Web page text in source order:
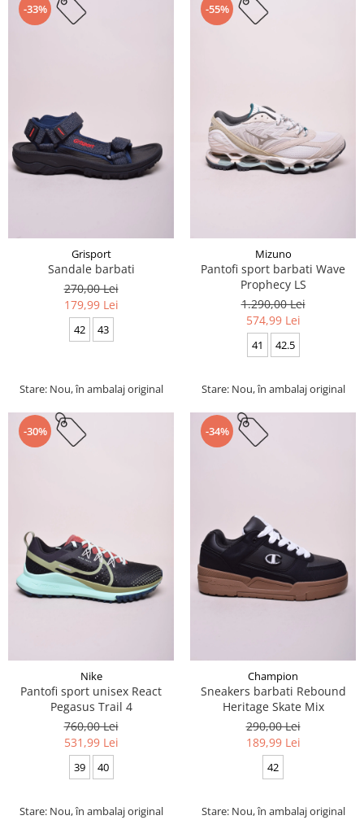
-33%
Grisport
Sandale barbati
270,00 Lei
179,99 Lei
42 43
Stare: Nou, în ambalaj original
-55%
Mizuno
Pantofi sport barbati Wave
Prophecy LS
1.290,00 Lei
574,99 Lei
41 42.5
Stare: Nou, în ambalaj original
-30%
Nike
Pantofi sport unisex React
Pegasus Trail 4
760,00 Lei
531,99 Lei
39 40
Stare: Nou, în ambalaj original
-34%
Champion
Sneakers barbati Rebound
Heritage Skate Mix
290,00 Lei
189,99 Lei
42
Stare: Nou, în ambalaj original